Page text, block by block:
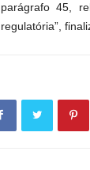
parágrafo 45,
regulatória”,